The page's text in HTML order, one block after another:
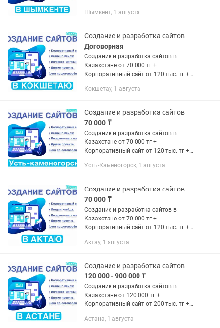
Интернет-магазин от 150 тыс. тг +
договорённости)...
Шымкент, 1 августа
Создание и разработка сайтов
Договорная
Создание и разработка сайтов в
Казахстане от 70 000 тг +
Корпоративный сайт от 120 тыс. тг +
Интернет-магазин от 150 тыс. тг +
договорённости)...
Кокшетау, 1 августа
Создание и разработка сайтов
70 000 ₸
Создание и разработка сайтов в
Казахстане от 70 000 тг +
Корпоративный сайт от 120 тыс. тг +
Интернет-магазин от 150 тыс. тг +
договорённости)...
Усть-Каменогорск, 1 августа
Создание и разработка сайтов
70 000 ₸
Создание и разработка сайтов в
Казахстане от 70 000 тг +
Корпоративный сайт от 120 тыс. тг +
Интернет-магазин от 150 тыс. тг +
договорённости)...
Актау, 1 августа
Создание и разработка сайтов
120 000 - 900 000 ₸
Создание и разработка сайтов в
Казахстане от 120 000 тг +
Корпоративный сайт от 200 тыс. тг +
Интернет-магазин от 300 тыс. тг +
Астана, 1 августа